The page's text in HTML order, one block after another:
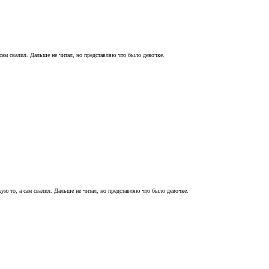
свалил. Дальше не читал, но представляю что было девочке.
то, а сам свалил. Дальше не читал, но представляю что было девочке.